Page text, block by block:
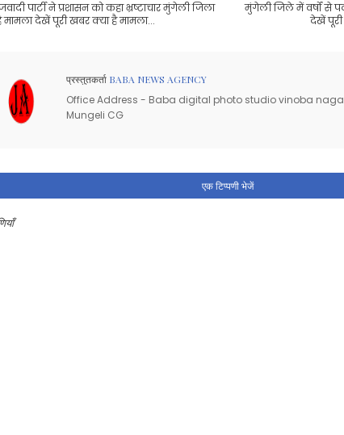
मुंगेली जिले में वर्षों से
देखें
पार्टी ने प्रशासन को कहा भ्रष्टाचार मुंगेली जिला
मामला देखें पूरी खबर क्या है मामला...
प्रस्तुतकर्ता BABA NEWS AGENCY
Office Address - Baba digital photo studio vinoba
Mungeli CG
एक टिप्पणी भेजें